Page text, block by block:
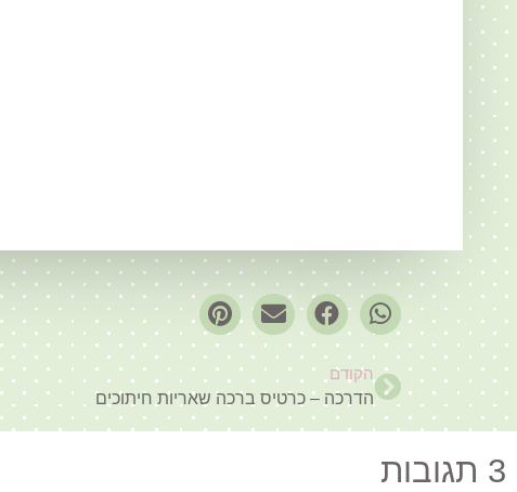
הקודם
הדרכה – כרטיס ברכה שאריות חיתוכים
3 תגובות